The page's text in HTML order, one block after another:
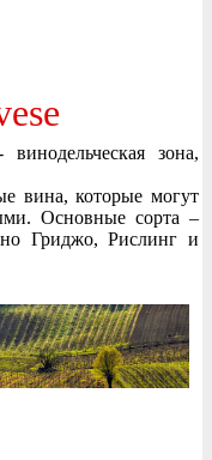
зона,
вина, которые могут
Основные сорта –
Гриджо, Рислинг и